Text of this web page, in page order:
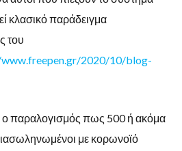
κλασικό παράδειγμα
του
2020/10/blog-
ο παραλογισμός πως 500 ή ακόμα
με κορωνοϊό